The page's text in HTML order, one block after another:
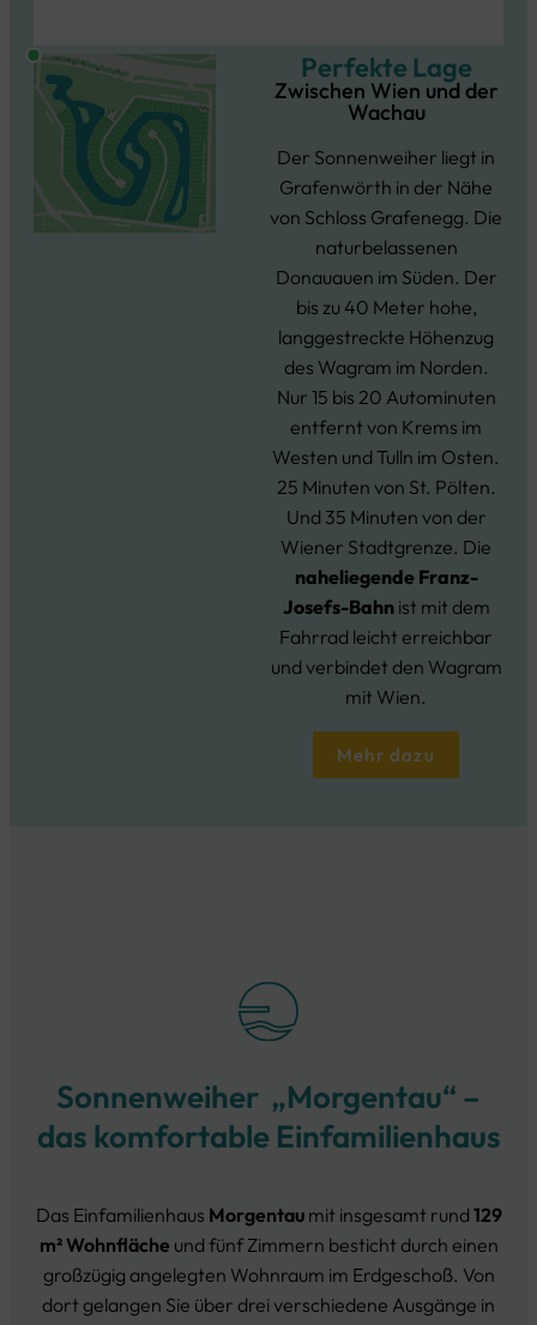
Perfekte Lage
Zwischen Wien und der
Wachau
Der Sonnenweiher liegt in
Grafenwörth in der Nähe
von Schloss Grafenegg. Die
naturbelassenen
Donauauen im Süden. Der
bis zu 40 Meter hohe,
langgestreckte Höhenzug
des Wagram im Norden.
Nur 15 bis 20 Autominuten
entfernt von Krems im
Westen und Tulln im Osten.
25 Minuten von St. Pölten.
Und 35 Minuten von der
Wiener Stadtgrenze. Die
naheliegende Franz-
Josefs-Bahn ist mit dem
Fahrrad leicht erreichbar
und verbindet den Wagram
mit Wien.
Mehr dazu
Sonnenweiher „Morgentau“ –
das komfortable Einfamilienhaus
Das Einfamilienhaus Morgentaumit insgesamt rund 129
m² Wohnfläche und fünf Zimmern besticht durch einen
großzügig angelegten Wohnraum im Erdgeschoß. Von
dort gelangen Sie über drei verschiedene Ausgänge in